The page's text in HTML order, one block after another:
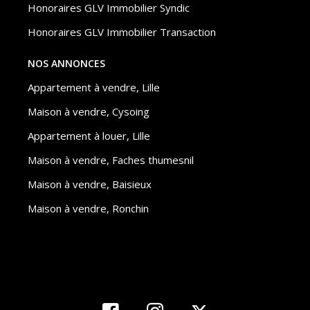
Honoraires GLV Immobilier Syndic
Honoraires GLV Immobilier Transaction
NOS ANNONCES
Appartement à vendre, Lille
Maison à vendre, Cysoing
Appartement à louer, Lille
Maison à vendre, Faches thumesnil
Maison à vendre, Baisieux
Maison à vendre, Ronchin